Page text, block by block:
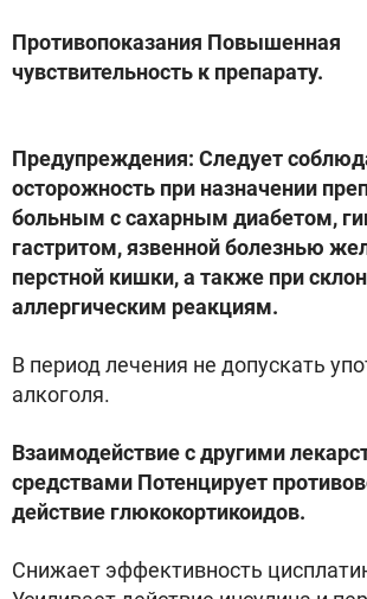
Противопоказания Повышенная
чувствительность к препарату.
Предупреждения: Следует
осторожность при назначении
больным с сахарным диабетом,
гастритом, язвенной болезнью
перстной кишки, а также при
аллергическим реакциям.
В период лечения не допускать
алкоголя.
Взаимодействие с другими
средствами Потенцирует
действие глюкокортикоидов.
Снижает эффективность